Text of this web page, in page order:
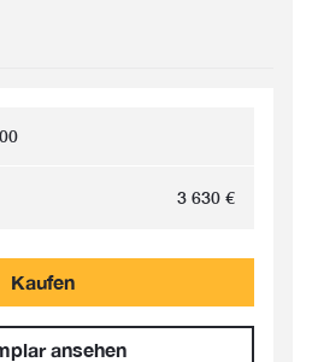
3 630 €
Kaufen
ansehen